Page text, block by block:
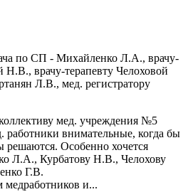
по СП - Михайленко Л.А., врачу-
Н.В., врачу-терапевту Челоховой
Л.В., мед. регистратору
мед. учреждения №5
внимательные, когда бы
решаются. Особенно хочется
Л.А., Курбатову Н.В., Челохову
Г.В.
медработников и...